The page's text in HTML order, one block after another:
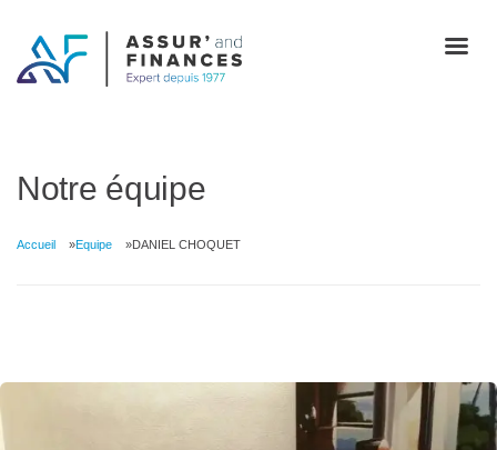
Notre équipe
Accueil Equipe DANIEL CHOQUET